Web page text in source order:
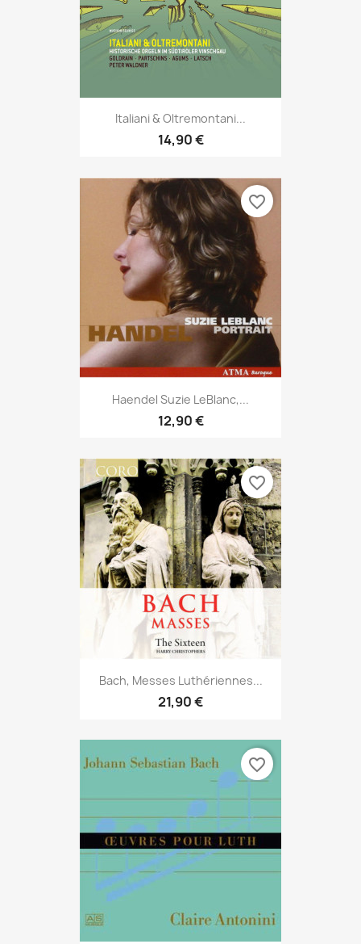
Italiani & Oltremontani...
14,90 €
Haendel Suzie LeBlanc,...
12,90 €
favorite_border
Bach, Messes Luthériennes...
21,90 €
favorite_border
favorite_border